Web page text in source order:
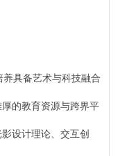
具备艺术与科技融合
的教育资源与跨界平
设计理论、交互创